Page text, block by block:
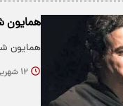
همایون
همایون
۱۲ شهریور ۱۴۰۴